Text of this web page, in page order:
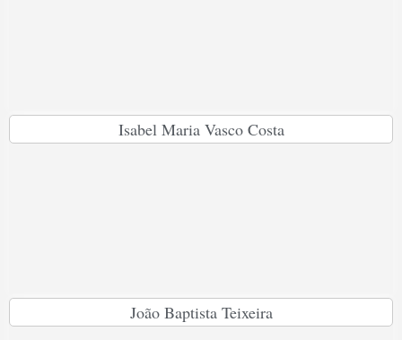
Isabel Maria Vasco Costa
João Baptista Teixeira